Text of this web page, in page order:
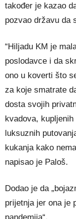
također je kazao
pozvao državu da
“Hiljadu KM je
poslodavce i da
ono u koverti što
za koje smatrate
dosta svojih
kvadova,
luksuznih
kukanja kako
napisao je Paloš.
Dodao je da
prijetnja jer ona je